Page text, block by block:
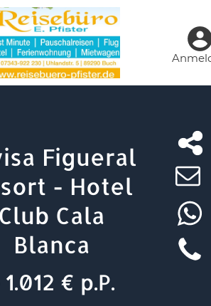
Figueral
- Hotel
Club Cala
Blanca
€ p.P.